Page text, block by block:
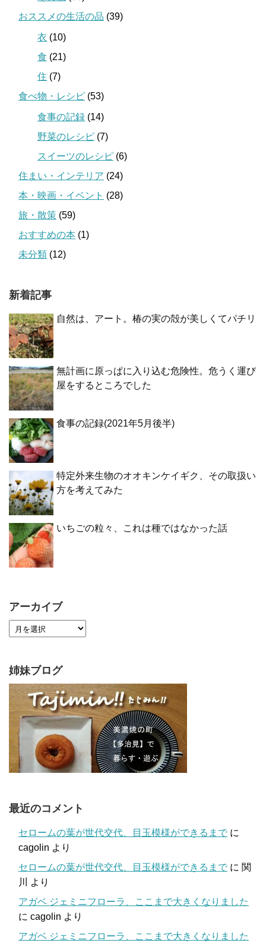
おススメの生活の品 (39)
衣 (10)
食 (21)
住 (7)
食べ物・レシピ (53)
食事の記録 (14)
野菜のレシピ (7)
スイーツのレシピ (6)
住まい・インテリア (24)
本・映画・イベント (28)
旅・散策 (59)
おすすめの本 (1)
未分類 (12)
新着記事
自然は、アート。椿の実の殻が美しくてパチリ
無計画に原っぱに入り込む危険性。危うく運び
屋をするところでした
食事の記録(2021年5月後半)
特定外来生物のオオキンケイギク、その取扱い
方を考えてみた
いちごの粒々、これは種ではなかった話
アーカイブ
姉妹ブログ
最近のコメント
セロームの葉が世代交代、目玉模様ができるまで に
cagolin より
セロームの葉が世代交代、目玉模様ができるまで に 関
川
より
アガベ ジェミニフローラ、ここまで大きくなりました
に cagolin より
アガベ ジェミニフローラ、ここまで大きくなりました